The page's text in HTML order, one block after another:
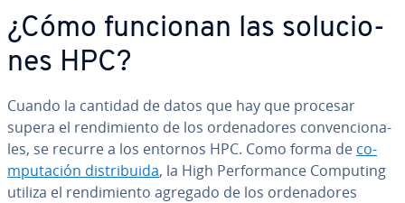
¿Cómo funcionan las so­lu­cio­
nes HPC?
Cuando la cantidad de datos que hay que procesar
supera el re­n­di­mie­n­to de los or­de­na­do­res co­n­ve­n­cio­na­
les, se recurre a los entornos HPC. Como forma de co­
mpu­tación di­s­tri­bui­da, la High Pe­r­fo­r­ma­n­ce Computing
utiliza el re­n­di­mie­n­to agregado de los or­de­na­do­res